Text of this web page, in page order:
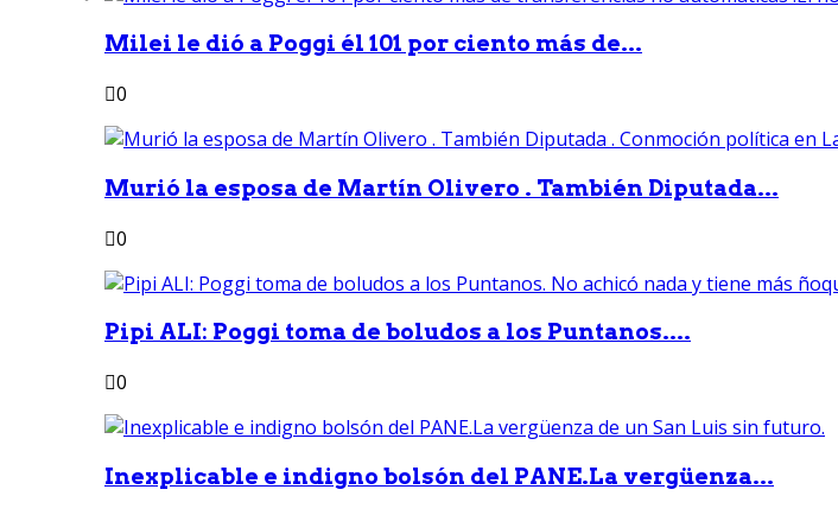
Milei le dió a Poggi él 101 por ciento más de...
0
Murió la esposa de Martín Olivero . También Diputada...
0
Pipi ALI: Poggi toma de boludos a los Puntanos....
0
Inexplicable e indigno bolsón del PANE.La vergüenza...